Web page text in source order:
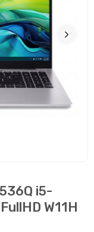
i5-
W11H